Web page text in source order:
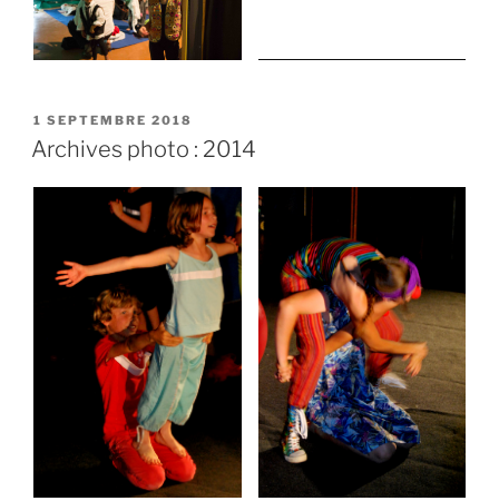
PUBLIÉ
LE
1 SEPTEMBRE 2018
Archives photo : 2014